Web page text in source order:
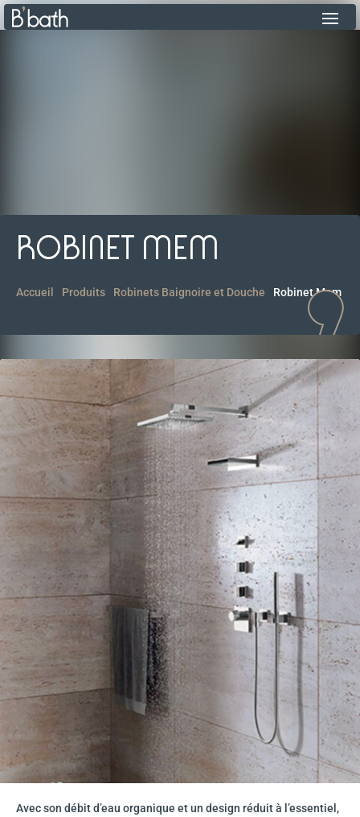
ROBINET MEM
Accueil Produits Robinets Baignoire et Douche Robinet Mem
Avec son débit d’eau organique et un design réduit à l’essentiel,